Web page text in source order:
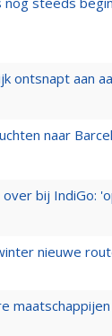
ontsnapt aan
naar
bij IndiGo:
nieuwe